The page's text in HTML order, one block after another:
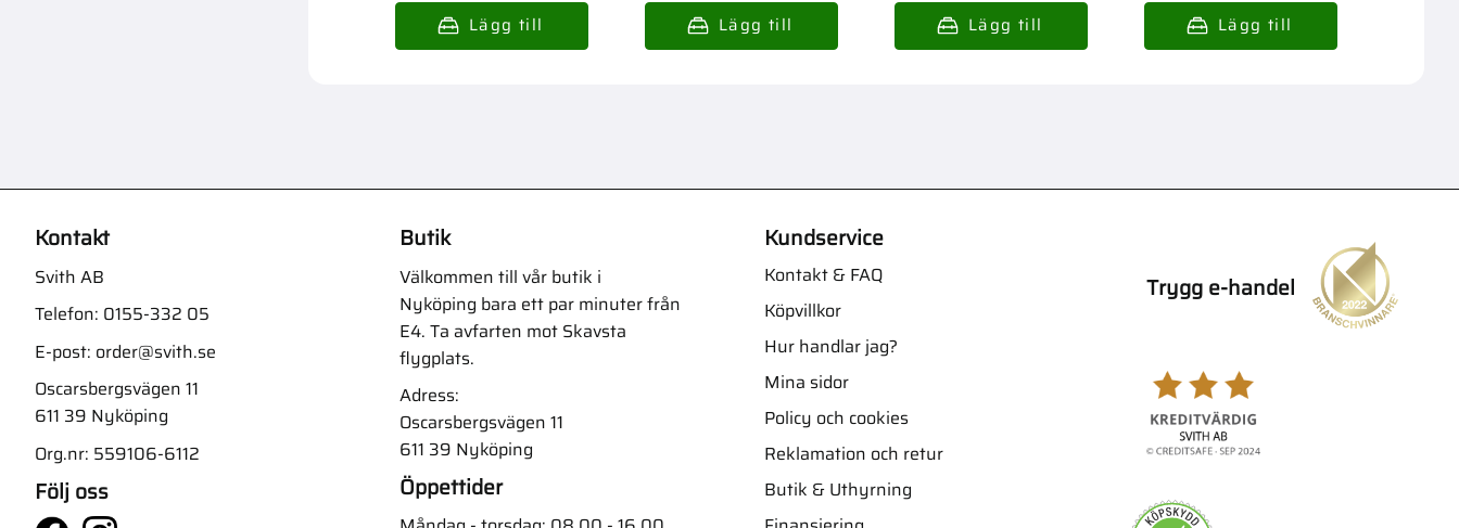
Kontakt
Svith AB
Telefon: 0155-332 05
E-post: order@svith.se
Oscarsbergsvägen 11
611 39 Nyköping
Org.nr: 559106-6112
Följ oss
Butik
Välkommen till vår butik i
Nyköping bara ett par minuter från
E4. Ta avfarten mot Skavsta
flygplats.
Adress:
Oscarsbergsvägen 11
611 39 Nyköping
Öppettider
Kundservice
Kontakt & FAQ
Köpvillkor
Hur handlar jag?
Mina sidor
Policy och cookies
Reklamation och retur
Butik & Uthyrning
Trygg e-handel